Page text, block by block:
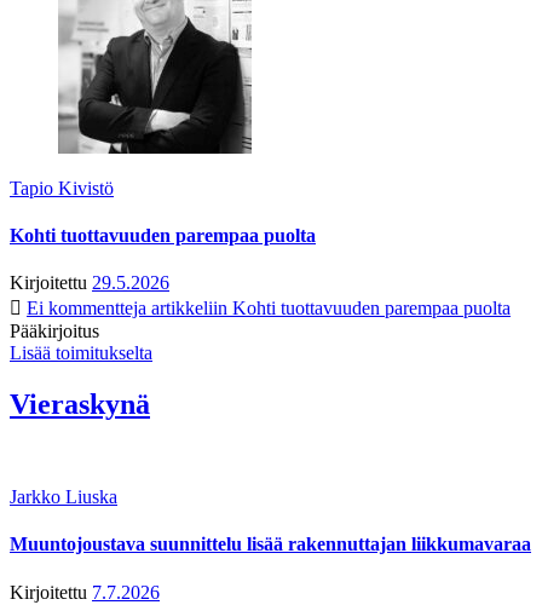
Tapio Kivistö
Kohti tuottavuuden parempaa puolta
Kirjoitettu 29.5.2026
Ei kommentteja artikkeliin Kohti tuottavuuden parempaa puolta
Pääkirjoitus
Lisää toimitukselta
Vieraskynä
Jarkko Liuska
Muuntojoustava suunnittelu lisää rakennuttajan liikkumavaraa
Kirjoitettu 7.7.2026